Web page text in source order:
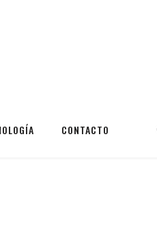
CONTACTO